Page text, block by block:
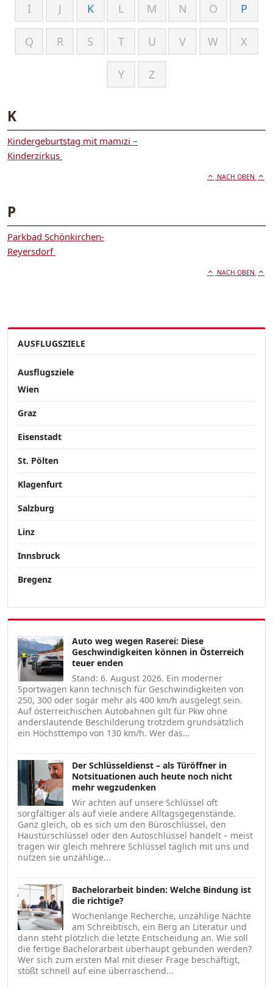
I J K L M N O P
Q R S T U V W X
Y Z
K
Kindergeburtstag mit mamizi –
Kinderzirkus
NACH OBEN
P
Parkbad Schönkirchen-
Reyersdorf
NACH OBEN
AUSFLUGSZIELE
Ausflugsziele
Wien
Graz
Eisenstadt
St. Pölten
Klagenfurt
Salzburg
Linz
Innsbruck
Bregenz
Auto weg wegen Raserei: Diese
Geschwindigkeiten können in Österreich
teuer enden
Stand: 6. August 2026. Ein moderner
Sportwagen kann technisch für Geschwindigkeiten von
250, 300 oder sogar mehr als 400 km/h ausgelegt sein.
Auf österreichischen Autobahnen gilt für Pkw ohne
anderslautende Beschilderung trotzdem grundsätzlich
ein Höchsttempo von 130 km/h. Wer das...
Der Schlüsseldienst – als Türöffner in
Notsituationen auch heute noch nicht
mehr wegzudenken
Wir achten auf unsere Schlüssel oft
sorgfältiger als auf viele andere Alltagsgegenstände.
Ganz gleich, ob es sich um den Büroschlüssel, den
Haustürschlüssel oder den Autoschlüssel handelt – meist
tragen wir gleich mehrere Schlüssel täglich mit uns und
nutzen sie unzählige...
Bachelorarbeit binden: Welche Bindung ist
die richtige?
Wochenlange Recherche, unzählige Nächte
am Schreibtisch, ein Berg an Literatur und
dann steht plötzlich die letzte Entscheidung an. Wie soll
die fertige Bachelorarbeit überhaupt gebunden werden?
Wer sich zum ersten Mal mit dieser Frage beschäftigt,
stößt schnell auf eine überraschend...